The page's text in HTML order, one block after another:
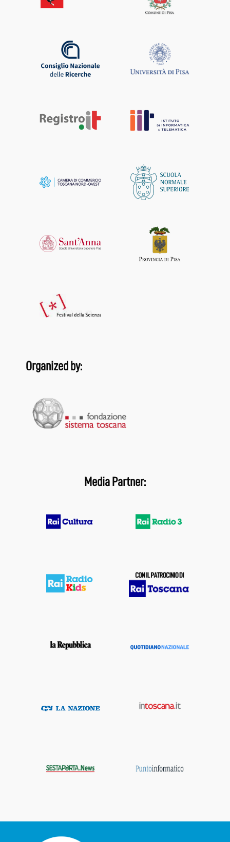
Organized by:
Media Partner: